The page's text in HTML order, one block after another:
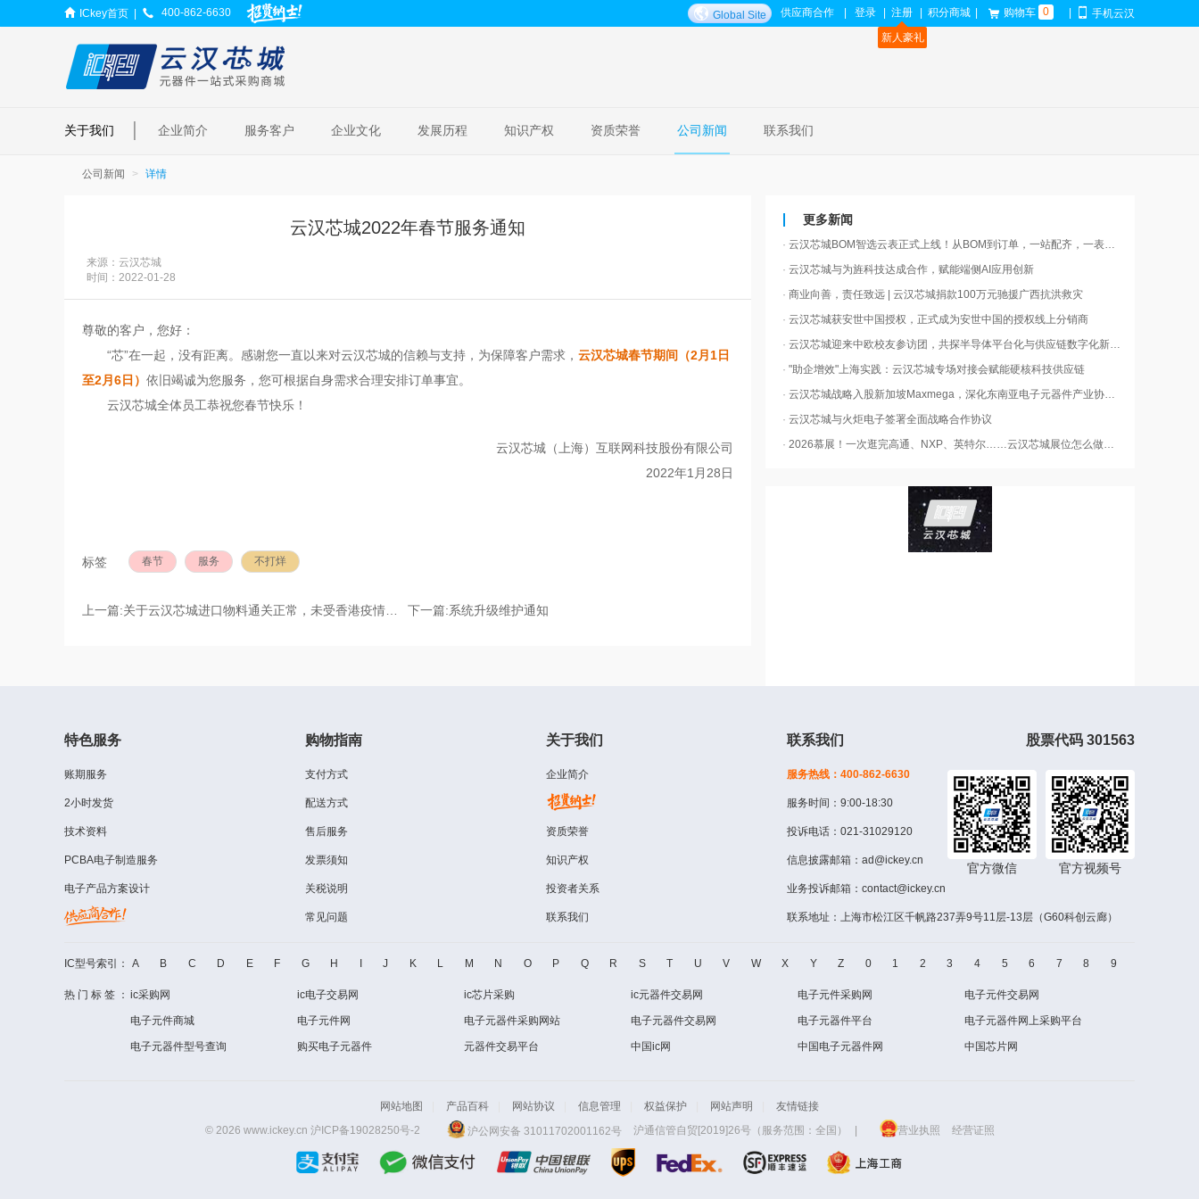
登录
注册
新人豪礼
积分商城 购物车 0 手机云汉
Global Site 供应商合作
ICkey首页 400-862-6630
关于我们 企业简介 服务客户 企业文化 发展历程 知识产权 资质荣誉 公司新闻 联系我们
公司新闻 详情
云汉芯城2022年春节服务通知
来源：云汉芯城
时间： 2022-01-28
尊敬的客户，您好：
“芯”在一起，没有距离。感谢您一直以来对云汉芯城的信赖与支持，为保障客户需求， 云汉芯城春节期间
（2月1日
至2月6日） 依旧竭诚为您服务，您可根据自身需求合理安排订单事宜。
云汉芯城全体员工恭祝您春节快乐！
云汉芯城（上海）互联网科技股份有限公司
2022年1月28日
标签 春节 服务 不打烊
上一篇:关于云汉芯城进口物料通关正常，未受香港疫情影响的通知 下一篇:系统升级维护通知
更多新闻
· 云汉芯城BOM智选云表正式上线！从BOM到订单，一站配齐，一表搞定
· 云汉芯城与为旌科技达成合作，赋能端侧AI应用创新
· 商业向善，责任致远 | 云汉芯城捐款100万元驰援广西抗洪救灾
· 云汉芯城获安世中国授权，正式成为安世中国的授权线上分销商
· 云汉芯城迎来中欧校友参访团，共探半导体平台化与供应链数字化新路径
· "助企增效"上海实践：云汉芯城专场对接会赋能硬核科技供应链
· 云汉芯城战略入股新加坡Maxmega，深化东南亚电子元器件产业协同布局
· 云汉芯城与火炬电子签署全面战略合作协议
· 2026慕展！一次逛完高通、NXP、英特尔……云汉芯城展位怎么做到的？
特色服务
账期服务
2小时发货
技术资料
PCBA电子制造服务
电子产品方案设计
购物指南
支付方式
配送方式
售后服务
发票须知
关税说明
常见问题
关于我们
企业简介
资质荣誉
知识产权
投资者关系
联系我们
联系我们
服务热线：400-862-6630
服务时间：9:00-18:30
投诉电话：021-31029120
信息披露邮箱： ad@ickey.cn
业务投诉邮箱： contact@ickey.cn
联系地址：上海市松江区千帆路237弄9号11层-13层（G60科创云廊）
官方微信 官方视频号
股票代码 301563
IC型号索引： A B C D E F G H J K L M N O P Q R S T U V W X Y Z 0 1 2 3 4 5 6 7 8 9
热门标签：ic采购网 ic电子交易网 ic芯片采购 ic元器件交易网 电子元件采购网 电子元件交易网
电子元件商城 电子元件网 电子元器件采购网站 电子元器件交易网 电子元器件平台 电子元器件网上采购平台
电子元器件型号查询 购买电子元器件 元器件交易平台 中国ic网 中国电子元器件网 中国芯片网
网站地图 产品百科 网站协议 信息管理 权益保护 网站声明
友情链接
© 2026 www.ickey.cn 沪ICP备19028250号-2 沪公网安备 31011702001162号 沪通信管自贸[2019]26号（服务范围：全国） | 营业执照 经营证照